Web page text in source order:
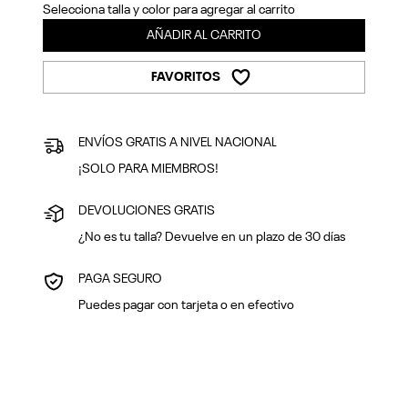
Selecciona talla y color para agregar al carrito
AÑADIR AL CARRITO
FAVORITOS
ENVÍOS GRATIS A NIVEL NACIONAL
¡SOLO PARA MIEMBROS!
DEVOLUCIONES GRATIS
¿No es tu talla? Devuelve en un plazo de 30 días
PAGA SEGURO
Puedes pagar con tarjeta o en efectivo